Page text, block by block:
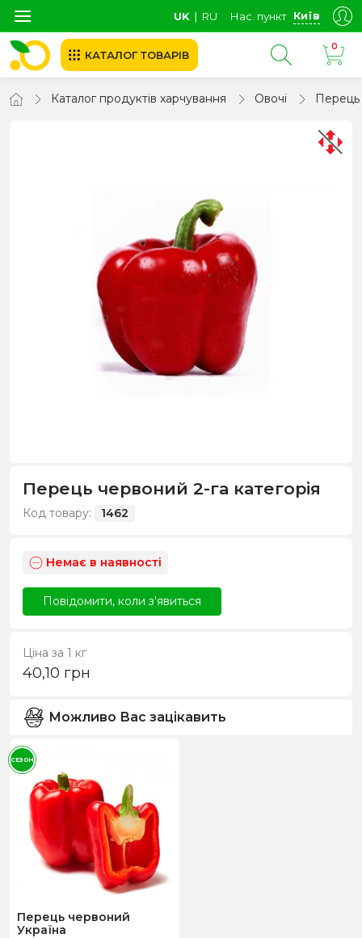
UK ∣ RU Нас. пункт Київ
КАТАЛОГ ТОВАРІВ
0
Каталог продуктів харчування Овочі Перець
Перець червоний 2-га категорія
Код товару: 1462
Немає в наявності
Повідомити, коли з'явиться
Ціна за 1 кг
40,10 грн
Можливо Вас зацікавить
Перець червоний
Україна
СЕЗОН